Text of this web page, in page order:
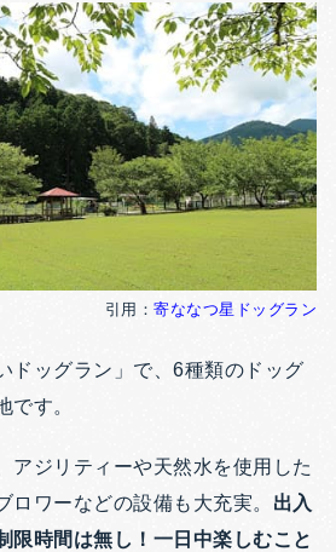
引用： 寄ななつ星ドッグラン
ドッグラン」で、6種類のドッグ
です。
アジリティーや天然水を使用した
ロワーなどの設備も大充実。 出入
限時間は無し！一日中楽しむこと